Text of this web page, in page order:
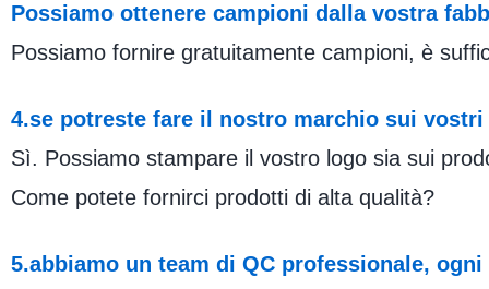
Possiamo ottenere campioni dalla vostra
Possiamo fornire gratuitamente campioni, è
4.se potreste fare il nostro marchio sui
Sì. Possiamo stampare il vostro logo sia sui
Come potete fornirci prodotti di alta qualità?
5.abbiamo un team di QC professionale,